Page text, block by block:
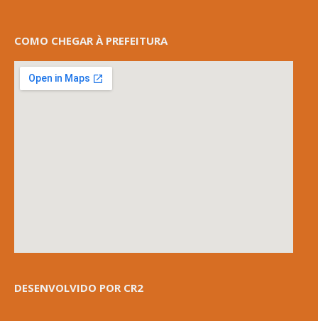
COMO CHEGAR À PREFEITURA
DESENVOLVIDO POR CR2